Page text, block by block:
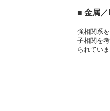
■ 金属
強相関系
子相関を
られてい